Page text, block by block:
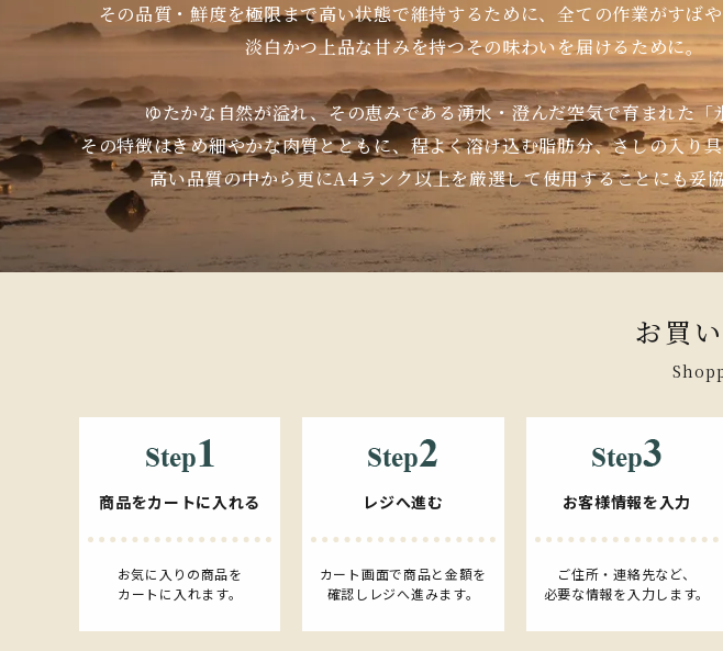
その品質・鮮度を極限まで高い状態で維持するために、全ての作業がすばや
淡白かつ上品な甘みを持つその味わいを届けるために。
ゆたかな自然が溢れ、その恵みである湧水・澄んだ空気で育まれた「
その特徴はきめ細やかな肉質とともに、程よく溶け込む脂肪分、さしの入り
高い品質の中から更にA4ランク以上を厳選して使用することにも妥
お買
商品をカートに入れる
お気に入りの商品を
カートに入れます。
レジへ進む
カート画面で商品と金額を
確認しレジへ進みます。
お客様情報を入力
ご住所・連絡先など、
必要な情報を入力します。